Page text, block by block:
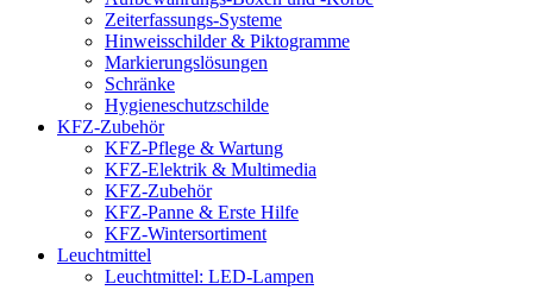
Zeiterfassungs-Systeme
Hinweisschilder & Piktogramme
Markierungslösungen
Schränke
Hygieneschutzschilde
KFZ-Zubehör
KFZ-Pflege & Wartung
KFZ-Elektrik & Multimedia
KFZ-Zubehör
KFZ-Panne & Erste Hilfe
KFZ-Wintersortiment
Leuchtmittel
Leuchtmittel: LED-Lampen